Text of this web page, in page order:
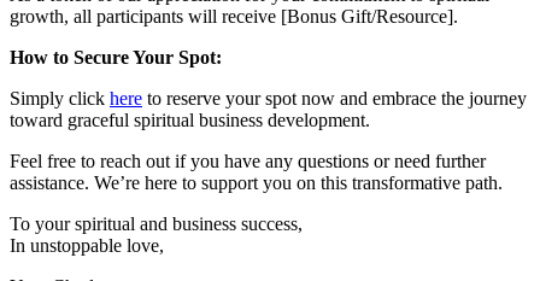
growth, all participants will receive [Bonus Gift/Resource].
How to Secure Your Spot:
Simply click here to reserve your spot now and embrace the journey
toward graceful spiritual business development.
Feel free to reach out if you have any questions or need further
assistance. We’re here to support you on this transformative path.
To your spiritual and business success,
In unstoppable love,